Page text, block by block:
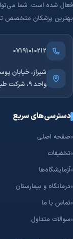
فعال شده است. شما
بهترین پزشکان متخصص
07191010212
واحد 9، شرکت طبیب یاب
دسترسی‌های سریع
صفحه اصلی
تخفیفات
آزمایشگاه‌ها
درمانگاه و بیمارستان
تماس با ما
سوالات متداول